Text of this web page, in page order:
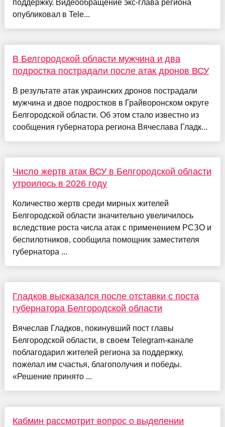
поддержку. Видеообращение экс-глава региона
опубликовал в Tele...
В Белгородской области мужчина и два
подростка пострадали после атак дронов ВСУ
В результате атак украинских дронов пострадали
мужчина и двое подростков в Грайворонском округе
Белгородской области. Об этом стало известно из
сообщения губернатора региона Вячеслава Гладк...
Число жертв атак ВСУ в Белгородской области
утроилось в 2026 году
Количество жертв среди мирных жителей
Белгородской области значительно увеличилось
вследствие роста числа атак с применением РСЗО и
беспилотников, сообщила помощник заместителя
губернатора ...
Гладков высказался после отставки с поста
губернатора Белгородской области
Вячеслав Гладков, покинувший пост главы
Белгородской области, в своем Telegram-канале
поблагодарил жителей региона за поддержку,
пожелал им счастья, благополучия и победы.
«Решение принято ...
Кабмин рассмотрит вопрос о выделении